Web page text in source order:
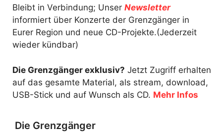
Bleibt in Verbindung; Unser Newsletter
informiert über Konzerte der Grenzgänger in
Eurer Region und neue CD-Projekte.(Jederzeit
wieder kündbar)
Die Grenzgänger exklusiv? Jetzt Zugriff erhalten
auf das gesamte Material, als stream, download,
USB-Stick und auf Wunsch als CD. Mehr Infos
Die Grenzgänger